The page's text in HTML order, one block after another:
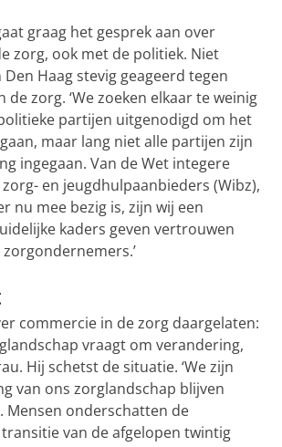
graag het gesprek aan over
zorg, ook met de politiek. Niet
Haag stevig geageerd tegen
zorg. ‘We zoeken elkaar te weinig
partijen uitgenodigd om het
maar lang niet alle partijen zijn
ingegaan. Van de Wet integere
en jeugdhulpaanbieders (Wibz),
nu mee bezig is, zijn wij een
kaders geven vertrouwen
commercie in de zorg daargelaten:
vraagt om verandering,
Hij schetst de situatie. ‘We zijn
van ons zorglandschap blijven
Mensen onderschatten de
van de afgelopen twintig